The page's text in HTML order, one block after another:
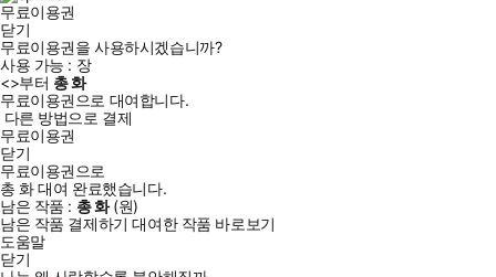
무료이용권
닫기
무료이용권을 사용하시겠습니까?
사용 가능 : 장
<>부터 총화
무료이용권으로 대여합니다.
다른 방법으로 결제
무료이용권
닫기
무료이용권으로
총 화대여 완료했습니다.
남은 작품 : 총화(원)
남은 작품 결제하기 대여한 작품 바로보기
도움말
닫기